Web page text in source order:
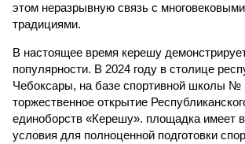
этом неразрывную связь с
традициями.
В настоящее время керешу
популярности. В 2024 году в столице
Чебоксары, на базе спортивной школы №
торжественное открытие
единоборств «Керешу». площадка имеет
условия для полноценной подготовки